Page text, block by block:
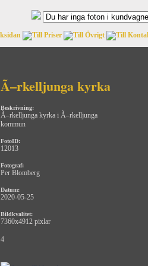
Ã–rkelljunga kyrka
Beskrivning:
Ã–rkelljunga kyrka i Ã–rkelljunga
kommun
FotoID:
12013
Fotograf:
Per Blomberg
Datum:
2020-05-25
Bildkvalitet:
7360x4912 pixlar
4